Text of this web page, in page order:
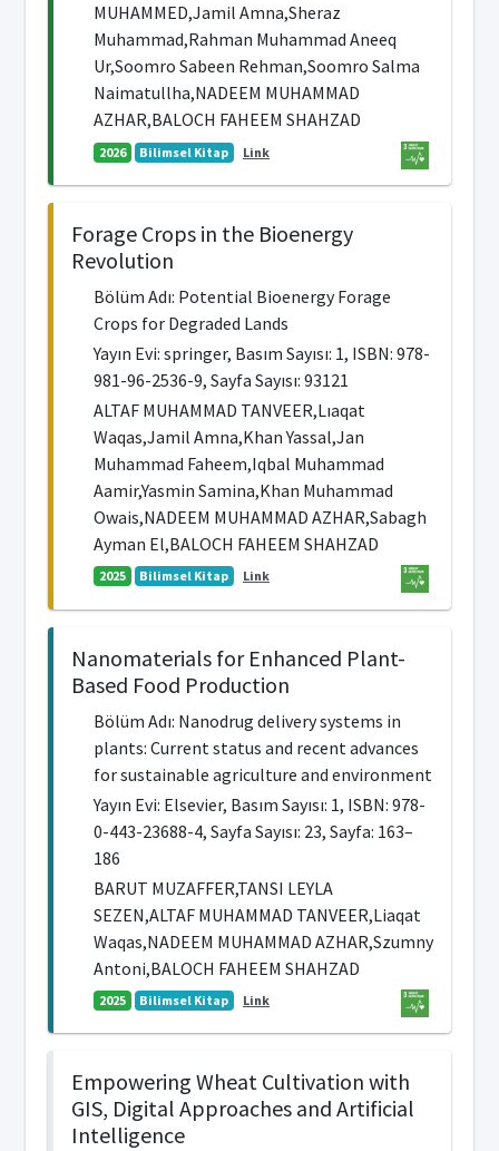
MUHAMMED,Jamil Amna,Sheraz
Muhammad,Rahman Muhammad Aneeq
Ur,Soomro Sabeen Rehman,Soomro Salma
Naimatullha,NADEEM MUHAMMAD
AZHAR,BALOCH FAHEEM SHAHZAD
2026 Bilimsel Kitap Link
Forage Crops in the Bioenergy
Revolution
Bölüm Adı: Potential Bioenergy Forage
Crops for Degraded Lands
Yayın Evi: springer, Basım Sayısı: 1, ISBN: 978-
981-96-2536-9, Sayfa Sayısı: 93121
ALTAF MUHAMMAD TANVEER,Lıaqat
Waqas,Jamil Amna,Khan Yassal,Jan
Muhammad Faheem,Iqbal Muhammad
Aamir,Yasmin Samina,Khan Muhammad
Owais,NADEEM MUHAMMAD AZHAR,Sabagh
Ayman El,BALOCH FAHEEM SHAHZAD
2025 Bilimsel Kitap Link
Nanomaterials for Enhanced Plant-
Based Food Production
Bölüm Adı: Nanodrug delivery systems in
plants: Current status and recent advances
for sustainable agriculture and environment
Yayın Evi: Elsevier, Basım Sayısı: 1, ISBN: 978-
0-443-23688-4, Sayfa Sayısı: 23, Sayfa: 163–
186
BARUT MUZAFFER,TANSI LEYLA
SEZEN,ALTAF MUHAMMAD TANVEER,Liaqat
Waqas,NADEEM MUHAMMAD AZHAR,Szumny
Antoni,BALOCH FAHEEM SHAHZAD
2025 Bilimsel Kitap Link
Empowering Wheat Cultivation with
GIS, Digital Approaches and Artificial
Intelligence